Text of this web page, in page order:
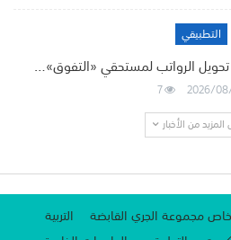
التطبيقي
الرواتب لمستحقي «التفوق»…
2026/
7
من الأخبار
خاص مجموعة الجري القابضة
التربية